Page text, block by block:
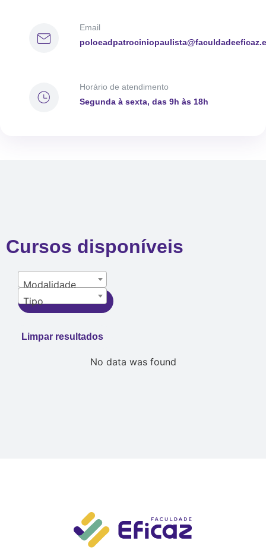
Email
Horário de atendimento
Segunda à sexta, das 9h às 18h
Cursos disponíveis
Modalidade
Tipo
Filtrar resultados
Limpar resultados
No data was found